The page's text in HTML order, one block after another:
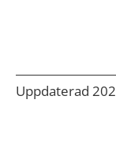
Uppdaterad